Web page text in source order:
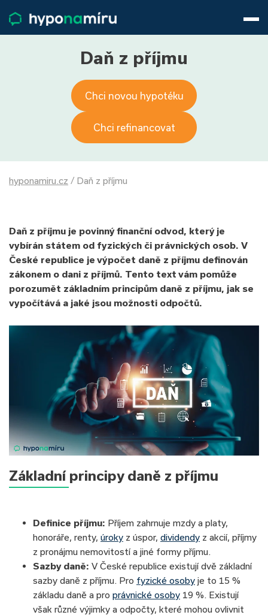
Životní pojištění
Pojištění nemovitosti
O nás
800 688 388
Přihlásit
Daň z příjmu
Chci novou hypotéku
Chci refinancovat
hyponamiru.cz / Daň z příjmu
Daň z příjmu je povinný finanční odvod, který je
vybírán státem od fyzických či právnických osob. V
České republice je výpočet daně z příjmu definován
zákonem o dani z příjmů. Tento text vám pomůže
porozumět základním principům daně z příjmu, jak se
vypočítává a jaké jsou možnosti odpočtů.
Základní principy daně z příjmu
Definice příjmu: Příjem zahrnuje mzdy a platy,
honoráře, renty, úroky z úspor, dividendy z akcií, příjmy
z pronájmu nemovitostí a jiné formy příjmu.
Sazby daně: V České republice existují dvě základní
sazby daně z příjmu. Pro fyzické osoby je to 15 %
základu daně a pro právnické osoby 19 %. Existují
však různé výjimky a odpočty, které mohou ovlivnit